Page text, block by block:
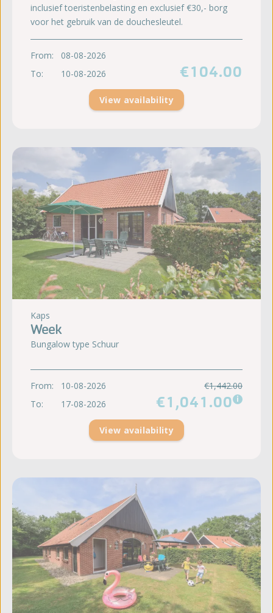
Kaps
Week
Bungalow type Schuur
From: 10-08-2026
€1,442.00
To:
17-08-2026 €1,041.00 i
View availability
inclusief toeristenbelasting en exclusief €30,- borg
voor het gebruik van de douchesleutel.
From:
08-08-2026
To:
10-08-2026 €104.00
View availability